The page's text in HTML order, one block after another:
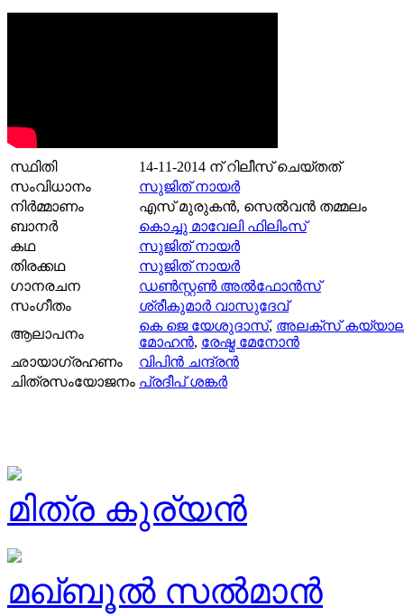
സ്ഥിതി 14-11-2014 ന് റിലീസ് ചെയ്തത്
സംവിധാനം
സുജിത് നായര്‍
നിര്‍മ്മാണം
എസ് മുരുകന്‍, സെല്‍വന്‍ തമ്മലം
ബാനര്‍
കൊച്ചു മാവേലി ഫിലിംസ്
കഥ
സുജിത് നായര്‍
തിരക്കഥ
സുജിത് നായര്‍
ഗാനരചന
ഡൺസ്റ്റൺ അൽ‌ഫോൻസ്
സംഗീതം
ശ്രീകുമാർ വാസുദേവ്
ആലാപനം
കെ ജെ യേശുദാസ്, അലക്സ്
മോഹന്‍, രേഷ്മ മേനോൻ
ഛായാഗ്രഹണം
വിപിൻ ചന്ദ്രൻ
ചിത്രസംയോജനം പ്രദീപ്‌ ശങ്കർ
മിത്ര കുര്യൻ
മഖ്‌ബൂൽ സൽമാൻ